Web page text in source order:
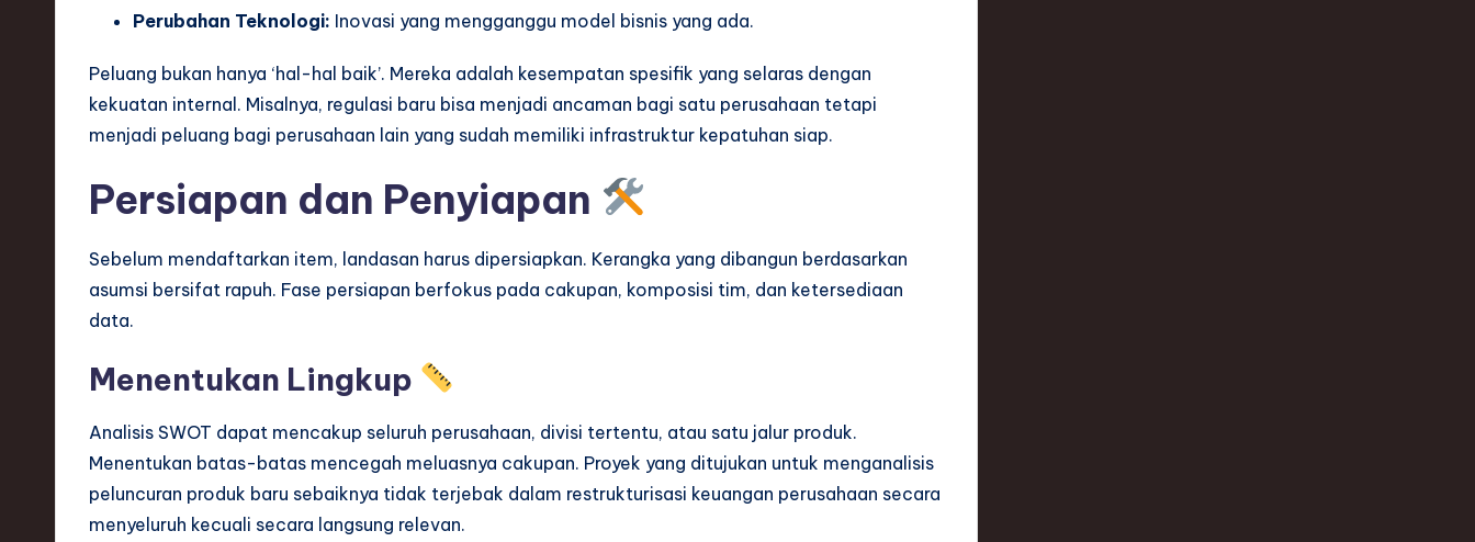
Perubahan Teknologi: Inovasi yang mengganggu model bisnis yang ada.
Peluang bukan hanya ‘hal-hal baik’. Mereka adalah kesempatan spesifik yang selaras dengan
kekuatan internal. Misalnya, regulasi baru bisa menjadi ancaman bagi satu perusahaan tetapi
menjadi peluang bagi perusahaan lain yang sudah memiliki infrastruktur kepatuhan siap.
Persiapan dan Penyiapan
Sebelum mendaftarkan item, landasan harus dipersiapkan. Kerangka yang dibangun berdasarkan
asumsi bersifat rapuh. Fase persiapan berfokus pada cakupan, komposisi tim, dan ketersediaan
data.
Menentukan Lingkup
Analisis SWOT dapat mencakup seluruh perusahaan, divisi tertentu, atau satu jalur produk.
Menentukan batas-batas mencegah meluasnya cakupan. Proyek yang ditujukan untuk menganalisis
peluncuran produk baru sebaiknya tidak terjebak dalam restrukturisasi keuangan perusahaan secara
menyeluruh kecuali secara langsung relevan.